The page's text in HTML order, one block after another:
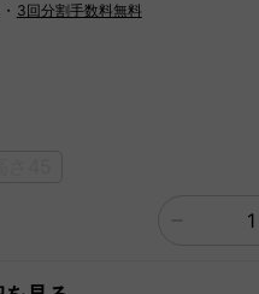
・ 3回分割手数料無料